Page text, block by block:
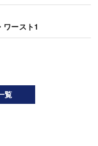
ワースト1
覧